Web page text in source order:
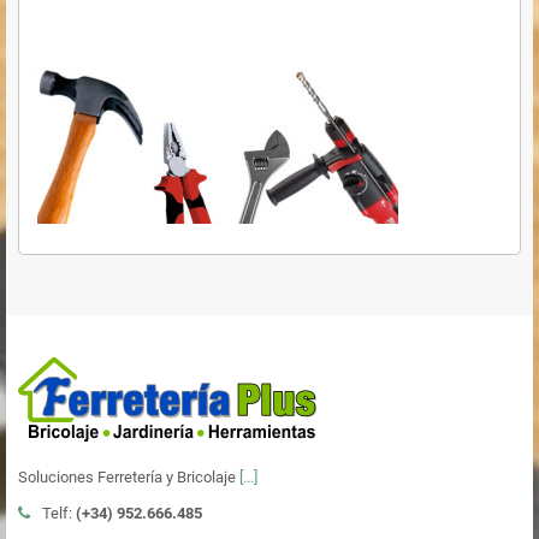
Soluciones Ferretería y Bricolaje [...]
Telf: (+34) 952.666.485